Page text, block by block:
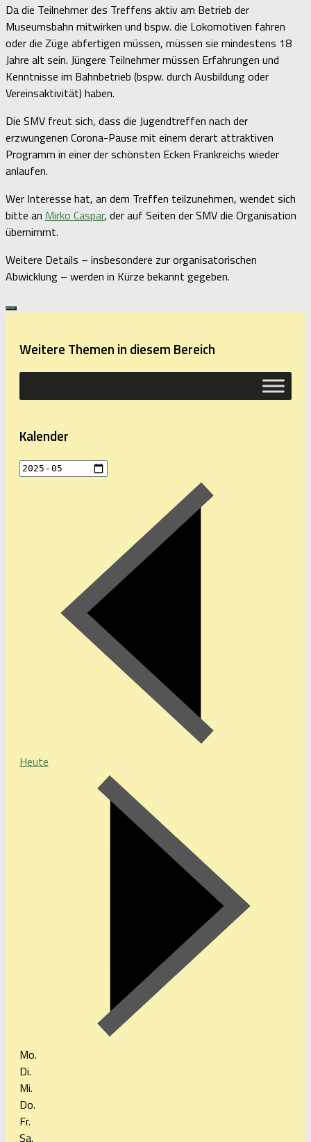
Da die Teilnehmer des Treffens aktiv am Betrieb der
Museumsbahn mitwirken und bspw. die Lokomotiven fahren
oder die Züge abfertigen müssen, müssen sie mindestens 18
Jahre alt sein. Jüngere Teilnehmer müssen Erfahrungen und
Kenntnisse im Bahnbetrieb (bspw. durch Ausbildung oder
Vereinsaktivität) haben.
Die SMV freut sich, dass die Jugendtreffen nach der
erzwungenen Corona-Pause mit einem derart attraktiven
Programm in einer der schönsten Ecken Frankreichs wieder
anlaufen.
Wer Interesse hat, an dem Treffen teilzunehmen, wendet sich
bitte an Mirko Caspar, der auf Seiten der SMV die Organisation
übernimmt.
Weitere Details – insbesondere zur organisatorischen
Abwicklung – werden in Kürze bekannt gegeben.
Weitere Themen in diesem Bereich
Kalender
Heute
Mo.
Di.
Mi.
Do.
Fr.
Sa.